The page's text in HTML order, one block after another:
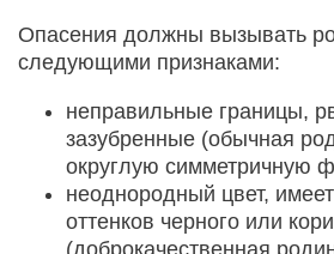
Опасения должны вызывать
следующими признаками:
неправильные границы,
зазубренные (обычная
округлую симметричную
неоднородный цвет,
оттенков черного или